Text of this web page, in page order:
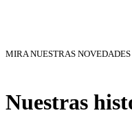
MIRA NUESTRAS NOVEDADES
Nuestras